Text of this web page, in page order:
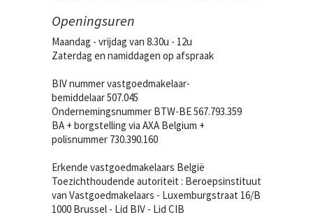
Openingsuren
Maandag - vrijdag van 8.30u - 12u
Zaterdag en namiddagen op afspraak
BIV nummer vastgoedmakelaar-
bemiddelaar 507.045
Ondernemingsnummer BTW-BE 567.793.359
BA + borgstelling via AXA Belgium +
polisnummer 730.390.160
Erkende vastgoedmakelaars België
Toezichthoudende autoriteit : Beroepsinstituut
van Vastgoedmakelaars - Luxemburgstraat 16/B
1000 Brussel - Lid BIV - Lid CIB